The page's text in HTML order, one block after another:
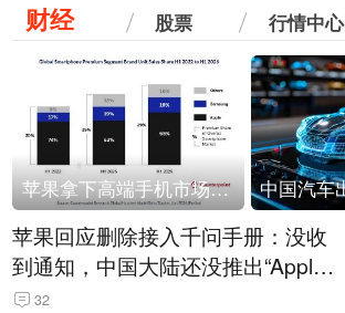
财经 股票 行情中心
苹果拿下高端手机市场65%的份额：iPhone 17系列功不可没
苹果回应删除接入千问手册：没收
到通知，中国大陆还没推出“Apple
智能使用千问”功能
32